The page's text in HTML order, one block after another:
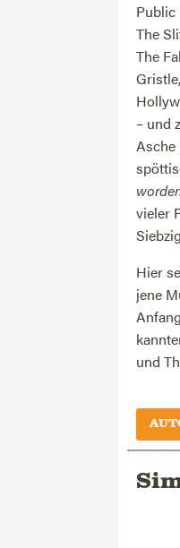
Public
The
The
– und
Asche
vieler
Hier
jene
und